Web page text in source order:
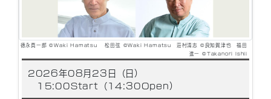
徳永真一郎 ©Waki Hamatsu 松田弦 ©Waki Hamatsu 荘村清志 ©良知賀津也 福田
進一 ©Takanori Ishii
2026年08月23日（日）
15:00Start（14:30Open）